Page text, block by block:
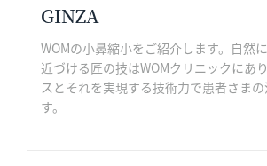
GINZA
WOMの小鼻縮小をご紹介します。自然
近づける匠の技はWOMクリニックにあ
スとそれを実現する技術力で患者さま
す。